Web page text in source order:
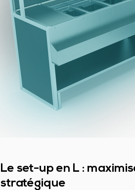
Le set-up en L :
stratégique